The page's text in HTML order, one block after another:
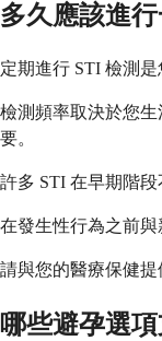
多久應該進
定期進行 STI 檢測
檢測頻率取決於您
要。
許多 STI 在早期階
在發生性行為之前
請與您的醫療保健
哪些避孕選